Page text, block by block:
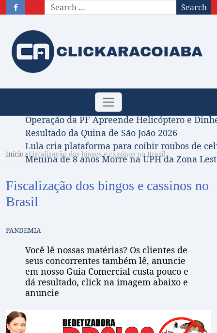
Search
Toggle
navigation
Obituário – Nota de falecimento: 31/07/2026
Comissão Aprova Projeto de Jilmar Tatto
Operação da PF Apreende Helicóptero e
Resultado da Quina de São João 2026
Lula cria plataforma para coibir roubos de
Menina de 8 anos Morre na UPH da Zona
Início Fiscalização dos bingos e cassinos no Brasil
Fiscalização dos bingos e cassinos no
Brasil
PANDEMIA
Você lê nossas matérias? Os clientes de
seus concorrentes também lê, anuncie
em nosso Guia Comercial custa pouco e
dá resultado, click na imagem abaixo e
anuncie